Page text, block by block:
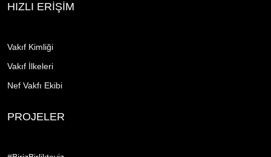
HIZLI ERİŞİM
Vakıf Kimliği
Vakıf İlkeleri
Nef Vakfı Ekibi
PROJELER